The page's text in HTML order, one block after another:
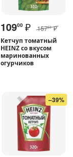
10900 ₽ 15789 ₽
Кетчуп томатный
HEINZ со вкусом
маринованных
огурчиков
–39%